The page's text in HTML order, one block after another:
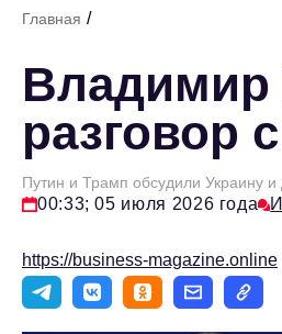
Главная /
Владимир
разговор
Путин и Трамп обсудили Украину
00:33; 05 июля 2026 года
https://business-magazine.online